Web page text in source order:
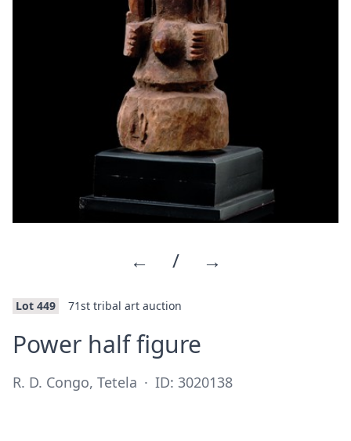
← / →
Lot 449 71st tribal art auction
Power half figure
R. D. Congo, Tetela · ID: 3020138